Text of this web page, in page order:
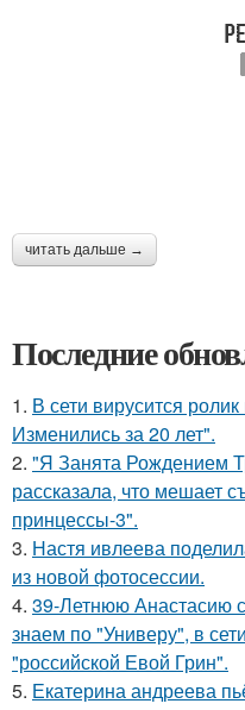
читать дальше →
Последние
1. В сети вирусится
Изменились за 20 лет".
2. "Я Занята Рождением
рассказала, что мешает
принцессы-3".
3. Настя ивлеева
из новой фотосессии.
4. 39-Летнюю Анастасию
знаем по "Универу", в
"российской Евой Грин".
5. Екатерина андреева